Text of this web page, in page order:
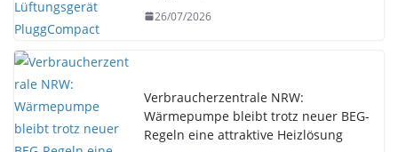
26/07/2026
Verbraucherzentrale NRW:
Wärmepumpe bleibt trotz neuer BEG-
Regeln eine attraktive Heizlösung